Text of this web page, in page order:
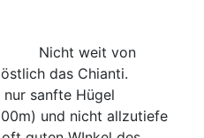
Nicht weit von
das Chianti.
sanfte Hügel
und nicht allzutiefe